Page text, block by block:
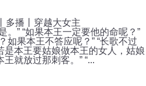
多播丨穿越大女主
。” “如果本王一定要他的命呢？”
如果本王不答应呢？” “长歌不过
是本王要姑娘做本王的女人，姑娘
就放过那刺客。” “...